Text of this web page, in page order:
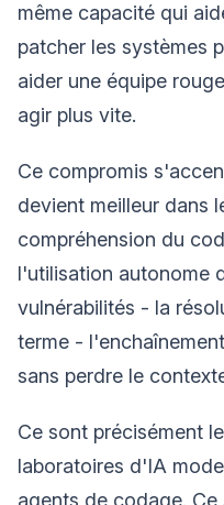
même capacité qui
patcher les systèmes
aider une équipe
agir plus vite.
Ce compromis
devient meilleur dans
compréhension du
l'utilisation autonome
vulnérabilités - la
terme -
sans perdre le
Ce sont précisément
laboratoires d'IA